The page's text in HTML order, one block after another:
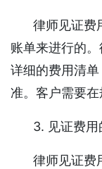
律师见证费
账单来进行的
详细的费用清
准。客户需要在
3. 见证费用
律师见证费